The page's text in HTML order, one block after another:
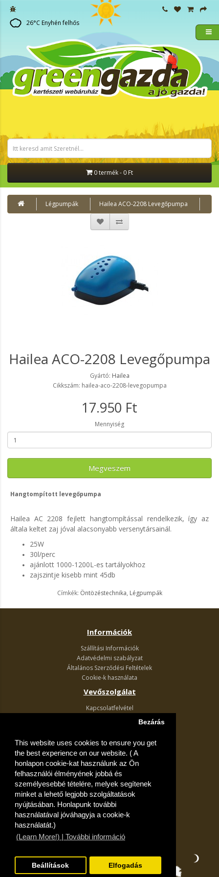
This website uses cookies to ensure you get
the best experience on our website. ( A
honlapon cookie-kat használunk az Ön
felhasználói élményének jobbá és
személyesebbé tételére, melyek segítenek
minket a lehető legjobb szolgáltatások
nyújtásában. Honlapunk további
használatával jóváhagyja a cookie-k
használatát.)
(Learn More!) | További információ
Bezárás
Beállítások Elfogadás
26°C Enyhén felhős
0 termék - 0 Ft
Légpumpák Hailea ACO-2208 Levegőpumpa
Hailea ACO-2208 Levegőpumpa
Gyártó: Hailea
Cikkszám: hailea-aco-2208-levegopumpa
17.950 Ft
Mennyiség
Megveszem
Hangtompított levegőpumpa
Hailea AC 2208 fejlett hangtompítással rendelkezik, így az
általa keltet zaj jóval alacsonyabb versenytársainál.
25W
30l/perc
ajánlott 1000-1200L-es tartályokhoz
zajszintje kisebb mint 45db
Címkék: Öntözéstechnika, Légpumpák
Információk
Szállítási Információk
Adatvédelmi szabályzat
Általános Szerződési Feltételek
Cookie-k használata
Vevőszolgálat
Kapcsolatfelvétel
Akciós ajánlatok
Fiók
Kívánságlista